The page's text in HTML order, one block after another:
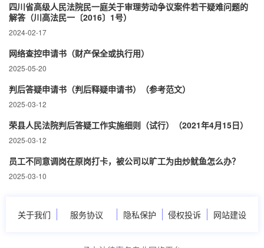
四川省高级人民法院民一庭关于审理劳动争议案件若干疑难问题的
解答（川高法民一〔2016〕1号）
2024-02-17
网络查控申请书（财产保全或执行用）
2025-05-20
判后答疑申请书（判后释疑申请书）（参考范文）
2025-03-12
荣县人民法院判后答疑工作实施细则（试行）（2021年4月15日）
2025-03-12
员工不同意调岗在原岗打卡，被公司以旷工为由炒鱿鱼怎么办？
2025-03-10
关于我们 服务协议 隐私保护 侵权投诉 网站建设